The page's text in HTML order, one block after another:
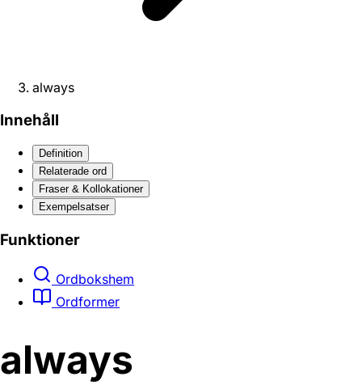
always
Innehåll
Definition
Relaterade ord
Fraser & Kollokationer
Exempelsatser
Funktioner
Ordbokshem
Ordformer
always